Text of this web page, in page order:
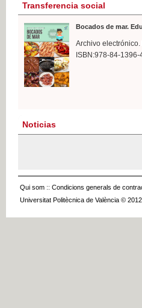
Transferencia social
Bocados de mar.
Archivo
ISBN:978-84-1396-
Noticias
Qui som :: Condicions generals de
Universitat Politècnica de València © 2012